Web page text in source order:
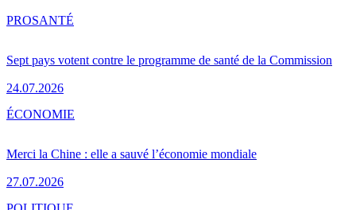
Sept pays votent contre le programme de santé de la Commission
24.07.2026
PROSANTÉ
Merci la Chine : elle a sauvé l’économie mondiale
27.07.2026
ÉCONOMIE